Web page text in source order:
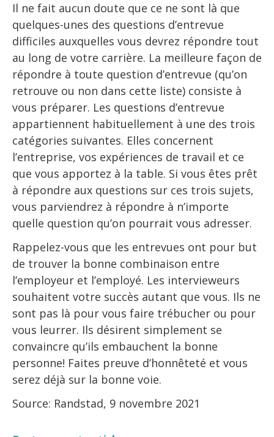
Il ne fait aucun doute que ce ne sont là que
quelques-unes des questions d’entrevue
difficiles auxquelles vous devrez répondre tout
au long de votre carrière. La meilleure façon de
répondre à toute question d’entrevue (qu’on
retrouve ou non dans cette liste) consiste à
vous préparer. Les questions d’entrevue
appartiennent habituellement à une des trois
catégories suivantes. Elles concernent
l’entreprise, vos expériences de travail et ce
que vous apportez à la table. Si vous êtes prêt
à répondre aux questions sur ces trois sujets,
vous parviendrez à répondre à n’importe
quelle question qu’on pourrait vous adresser.
Rappelez-vous que les entrevues ont pour but
de trouver la bonne combinaison entre
l’employeur et l’employé. Les intervieweurs
souhaitent votre succès autant que vous. Ils ne
sont pas là pour vous faire trébucher ou pour
vous leurrer. Ils désirent simplement se
convaincre qu’ils embauchent la bonne
personne! Faites preuve d’honnêteté et vous
serez déjà sur la bonne voie.
Source: Randstad, 9 novembre 2021